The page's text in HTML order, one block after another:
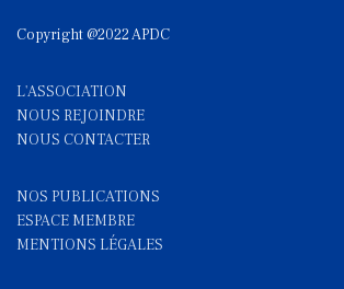
Copyright @2022 APDC
L'ASSOCIATION
NOUS REJOINDRE
NOUS CONTACTER
NOS PUBLICATIONS
ESPACE MEMBRE
MENTIONS LÉGALES